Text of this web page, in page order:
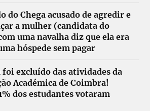
do Chega acusado de agredir e
a mulher (candidata do
uma navalha diz que ela era
hóspede sem pagar
foi excluído das atividades da
Académica de Coimbra!
dos estudantes votaram